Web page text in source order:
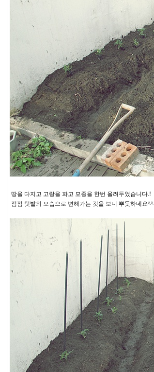
땅을 다지고 고랑을 파고 모종을 한번 올려두었습니다.!
점점 텃밭의 모습으로 변해가는 것을 보니 뿌듯하네요^^